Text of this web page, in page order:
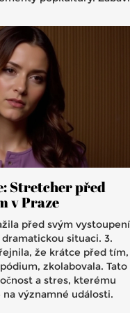
Stretcher před
v Praze
před svým
situaci. 3.
že krátce před tím,
zkolabovala. Tato
a stres, kterému
významné události.